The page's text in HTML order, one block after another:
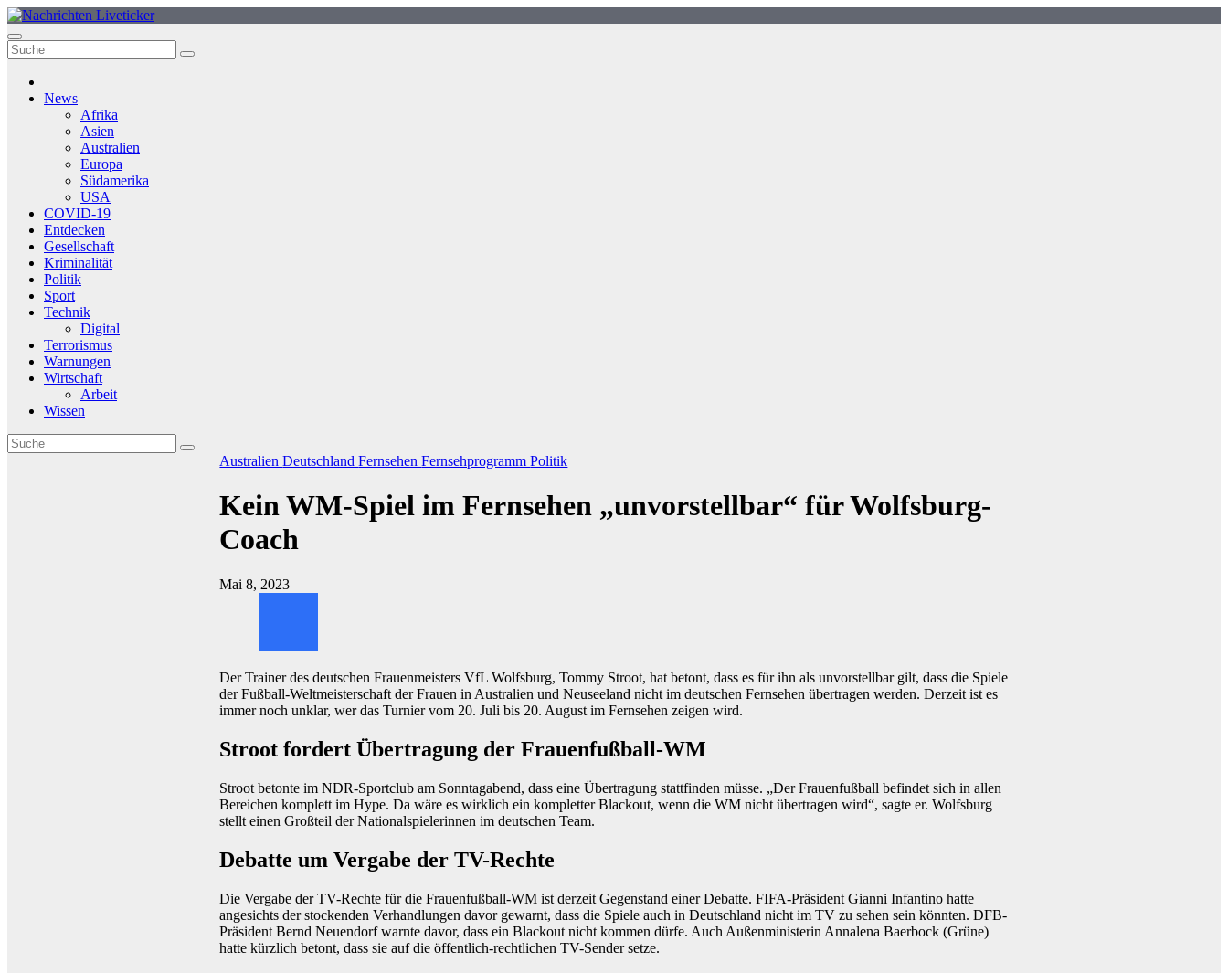
Zum
Inhalt
springen
News
Afrika
Asien
Australien
Europa
Südamerika
USA
COVID-19
Entdecken
Gesellschaft
Kriminalität
Politik
Sport
Technik
Digital
Terrorismus
Warnungen
Wirtschaft
Arbeit
Wissen
AustralienDeutschlandFernsehenFernsehprogrammPolitik
Kein WM-Spiel im Fernsehen „unvorstellbar“ für Wolfsburg-
Coach
Mai 8, 2023
Der Trainer des deutschen Frauenmeisters VfL Wolfsburg, Tommy Stroot, hat betont, dass es für ihn als unvorstellbar gilt, dass die Spiele
der Fußball-Weltmeisterschaft der Frauen in Australien und Neuseeland nicht im deutschen Fernsehen übertragen werden. Derzeit ist es
immer noch unklar, wer das Turnier vom 20. Juli bis 20. August im Fernsehen zeigen wird.
Stroot fordert Übertragung der Frauenfußball-WM
Stroot betonte im NDR-Sportclub am Sonntagabend, dass eine Übertragung stattfinden müsse. „Der Frauenfußball befindet sich in allen
Bereichen komplett im Hype. Da wäre es wirklich ein kompletter Blackout, wenn die WM nicht übertragen wird“, sagte er. Wolfsburg
stellt einen Großteil der Nationalspielerinnen im deutschen Team.
Debatte um Vergabe der TV-Rechte
Die Vergabe der TV-Rechte für die Frauenfußball-WM ist derzeit Gegenstand einer Debatte. FIFA-Präsident Gianni Infantino hatte
angesichts der stockenden Verhandlungen davor gewarnt, dass die Spiele auch in Deutschland nicht im TV zu sehen sein könnten. DFB-
Präsident Bernd Neuendorf warnte davor, dass ein Blackout nicht kommen dürfe. Auch Außenministerin Annalena Baerbock (Grüne)
hatte kürzlich betont, dass sie auf die öffentlich-rechtlichen TV-Sender setze.